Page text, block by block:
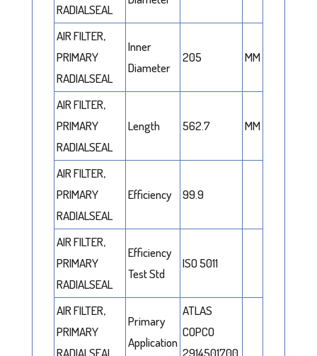
RADIALSEAL
AIR FILTER,
PRIMARY
RADIALSEAL
Inner
Diameter
205 MM
AIR FILTER,
PRIMARY
RADIALSEAL
Length 562.7 MM
AIR FILTER,
PRIMARY
RADIALSEAL
Efficiency 99.9
AIR FILTER,
PRIMARY
RADIALSEAL
Efficiency
Test Std
ISO 5011
AIR FILTER,
PRIMARY
Primary
Application
ATLAS
COPCO